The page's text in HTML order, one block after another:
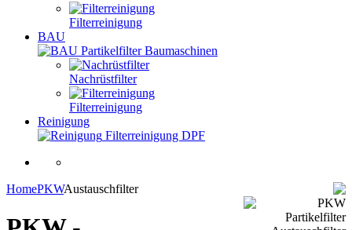
Filterreinigung
BAU
Partikelfilter Baumaschinen
Nachrüstfilter
Filterreinigung
Reinigung
Filterreinigung DPF
HomePKWAustauschfilter